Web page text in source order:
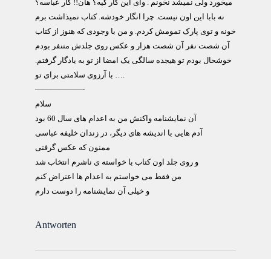
میخورد ولی نمیشد نخونم . وای این کار کیه؟ هان!! کار عباسه؟
نه بابا این اون نیست. چرا انگار خودشه. کتاب نمیذاشت برم
خونه و توی پارک تمومش کردم. و من با وجودی که هنوز از کتاب
آن شصت نفر آن شصت هزار و عکس روی جلدش متنفر بودم
خوشحال بودم تو هیجده سالگی یک امضا از تو به یادگار گرفتم.
——————-
سلام
آن نمايشنامه واکنش من به اعدام های سال 60 بود
آدم هايی با انديشه های ديگر، در زندان خليفه عباسی
ممنون که عکس گرفتی
و روی جلد اون کتاب با خواسته ی ناشرم انتخاب شد
من فقط می خواستم به اعدام ها اعتراض کنم
و خيلی آن نمايشنامه را دوست دارم
Antworten